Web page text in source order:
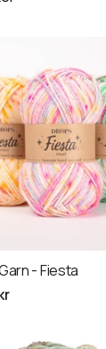
- Fiesta